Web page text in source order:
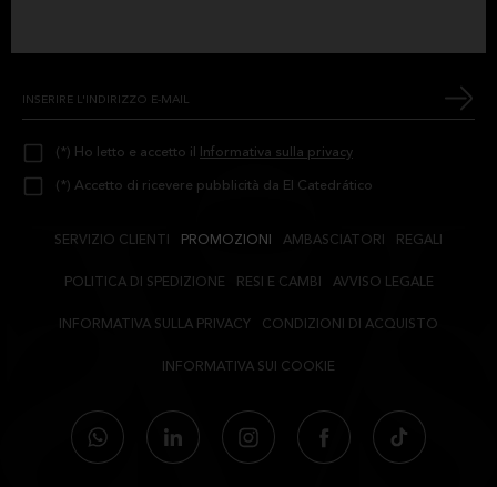
(*) Ho letto e accetto il Informativa sulla privacy
(*) Accetto di ricevere pubblicità da El Catedrático
SERVIZIO CLIENTI PROMOZIONI AMBASCIATORI REGALI
POLITICA DI SPEDIZIONE RESI E CAMBI AVVISO LEGALE
INFORMATIVA SULLA PRIVACY CONDIZIONI DI ACQUISTO
INFORMATIVA SUI COOKIE